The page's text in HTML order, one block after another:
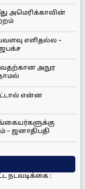
அமெரிக்காவின்
எளிதல்ல –
அநுர
என்ன
– ஜனாதிபதி
நடவடிக்கை :